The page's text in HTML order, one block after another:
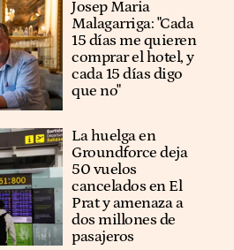
​​Josep Maria
Malagarriga: "Cada
15 días me quieren
comprar el hotel, y
cada 15 días digo
que no"
La huelga en
Groundforce deja
50 vuelos
cancelados en El
Prat y amenaza a
dos millones de
pasajeros